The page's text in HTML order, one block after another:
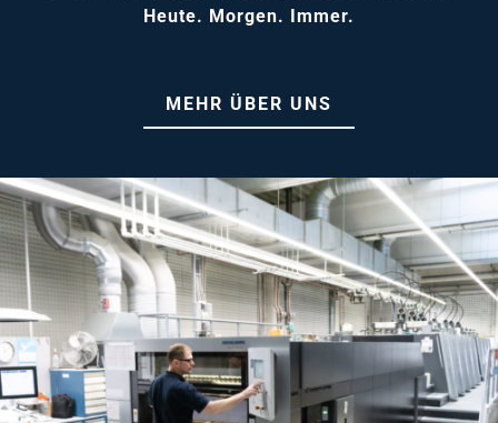
Heute. Morgen. Immer.
MEHR ÜBER UNS